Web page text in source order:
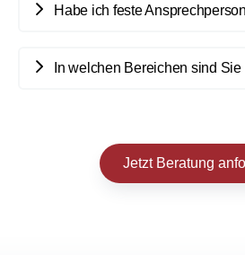
Habe ich feste
In welchen Bereichen sind
Jetzt Beratung